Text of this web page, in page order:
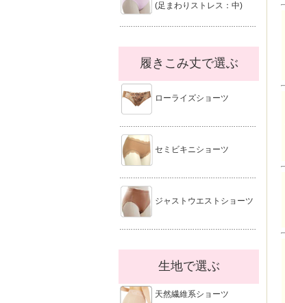
(足まわりストレス：中)
履きこみ丈で選ぶ
ローライズショーツ
セミビキニショーツ
ジャストウエストショーツ
生地で選ぶ
天然繊維系ショーツ